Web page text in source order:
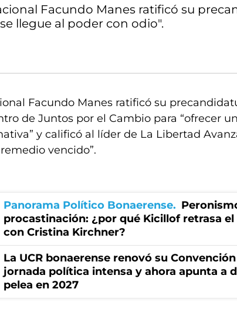
Facundo Manes ratificó su
llegue al poder con odio".
Facundo Manes ratificó su
de Juntos por el Cambio para “ofrecer
y calificó al líder de La Libertad
vencido”.
Panorama Político Bonaerense
procastinación: ¿por qué Kicillof retrasa
con Cristina Kirchner?
La UCR bonaerense renovó su
jornada política intensa y ahora apunta a
pelea en 2027